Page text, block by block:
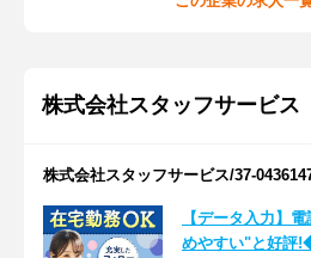
株式会社スタッフサービス
株式会社スタッフサービス/37-
【データ入力】
めやすい"と好評